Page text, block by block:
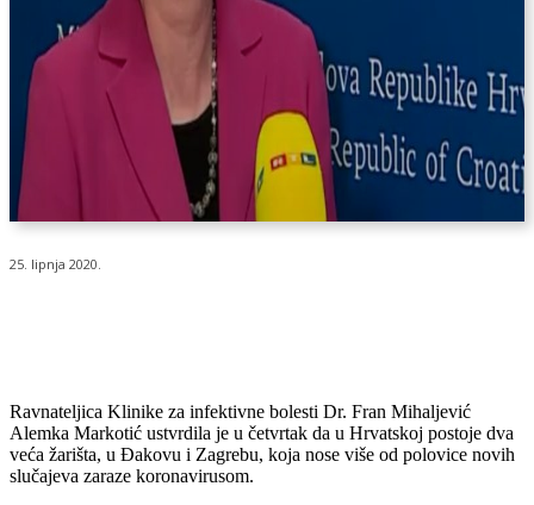
25. lipnja 2020.
Ravnateljica Klinike za infektivne bolesti Dr. Fran Mihaljević
Alemka Markotić ustvrdila je u četvrtak da u Hrvatskoj postoje dva
veća žarišta, u Đakovu i Zagrebu, koja nose više od polovice novih
slučajeva zaraze koronavirusom.